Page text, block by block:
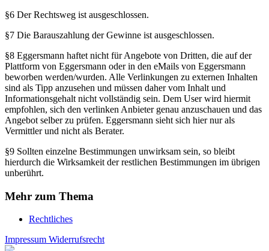
§6 Der Rechtsweg ist ausgeschlossen.
§7 Die Barauszahlung der Gewinne ist ausgeschlossen.
§8 Eggersmann haftet nicht für Angebote von Dritten, die auf der
Plattform von Eggersmann oder in den eMails von Eggersmann
beworben werden/wurden. Alle Verlinkungen zu externen Inhalten
sind als Tipp anzusehen und müssen daher vom Inhalt und
Informationsgehalt nicht vollständig sein. Dem User wird hiermit
empfohlen, sich den verlinken Anbieter genau anzuschauen und das
Angebot selber zu prüfen. Eggersmann sieht sich hier nur als
Vermittler und nicht als Berater.
§9 Sollten einzelne Bestimmungen unwirksam sein, so bleibt
hierdurch die Wirksamkeit der restlichen Bestimmungen im übrigen
unberührt.
Mehr zum Thema
Rechtliches
Impressum Widerrufsrecht